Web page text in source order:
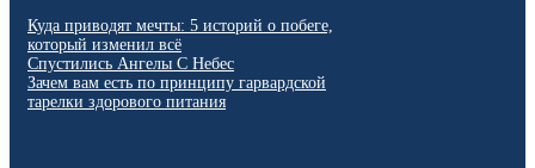
Куда приводят мечты: 5 историй о побеге,
который изменил всё
Спустились Ангелы С Небес
Зачем вам есть по принципу гарвардской
тарелки здорового питания